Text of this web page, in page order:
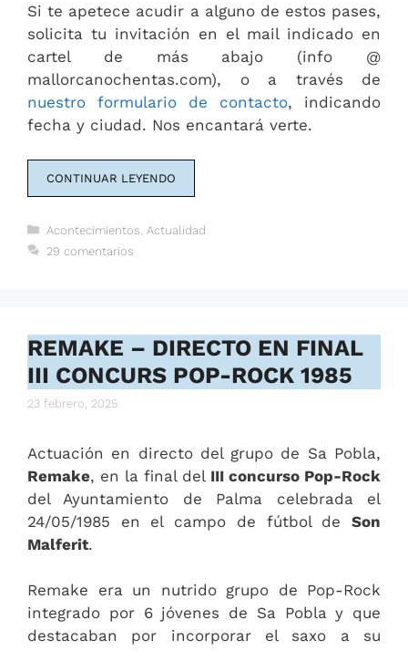
Si te apetece acudir a alguno de estos pases,
solicita tu invitación en el mail indicado en
cartel de más abajo (info @
mallorcanochentas.com), o a través de
nuestro formulario de contacto, indicando
fecha y ciudad. Nos encantará verte.
CONTINUAR LEYENDO
Categorías
Acontecimientos Actualidad
29 comentarios
REMAKE – DIRECTO EN FINAL
III CONCURS POP-ROCK 1985
23 febrero, 2025
Actuación en directo del grupo de Sa Pobla,
Remake, en la final del III concurso Pop-Rock
del Ayuntamiento de Palma celebrada el
24/05/1985 en el campo de fútbol de Son
Malferit.
Remake era un nutrido grupo de Pop-Rock
integrado por 6 jóvenes de Sa Pobla y que
destacaban por incorporar el saxo a su